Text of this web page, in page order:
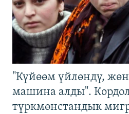
"Күйөөм үйлөндү,
машина алды".
түркмөнстандык